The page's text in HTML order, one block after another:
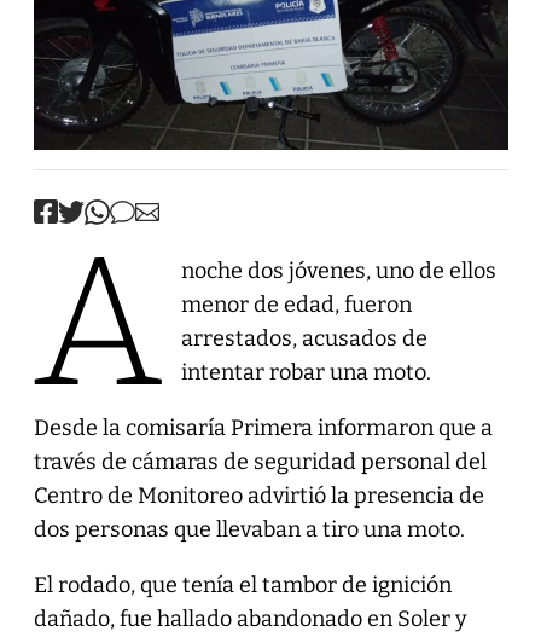
A
noche dos jóvenes, uno de ellos
menor de edad, fueron
arrestados, acusados de
intentar robar una moto.
Desde la comisaría Primera informaron que a
través de cámaras de seguridad personal del
Centro de Monitoreo advirtió la presencia de
dos personas que llevaban a tiro una moto.
El rodado, que tenía el tambor de ignición
dañado, fue hallado abandonado en Soler y